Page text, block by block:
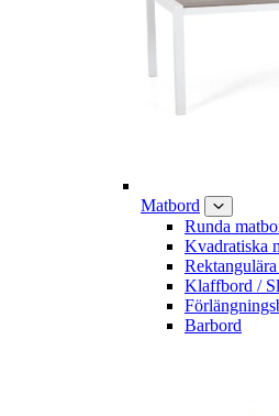
Matbord
Runda
Kvadratiska
Klaffbord /
Barbord